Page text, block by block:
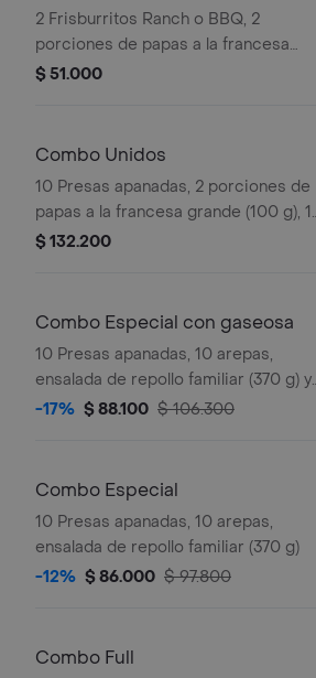
Frisburritos
2 Frisburritos Ranch o BBQ, 2
porciones de papas a la francesa
mediana (60 g und) y 2 gaseosas (325
$ 51.000
Combo Unidos
10 Presas apanadas, 2 porciones de
papas a la francesa grande (100 g), 1
porción de yuca stick (10 und),
$ 132.200
Combo Especial con gaseosa
10 Presas apanadas, 10 arepas,
ensalada de repollo familiar (370 g) y
gaseosa (1.5 litros)
-17% $ 88.100 $ 106.300
Combo Especial
10 Presas apanadas, 10 arepas,
ensalada de repollo familiar (370 g)
-12% $ 86.000 $ 97.800
Combo Full